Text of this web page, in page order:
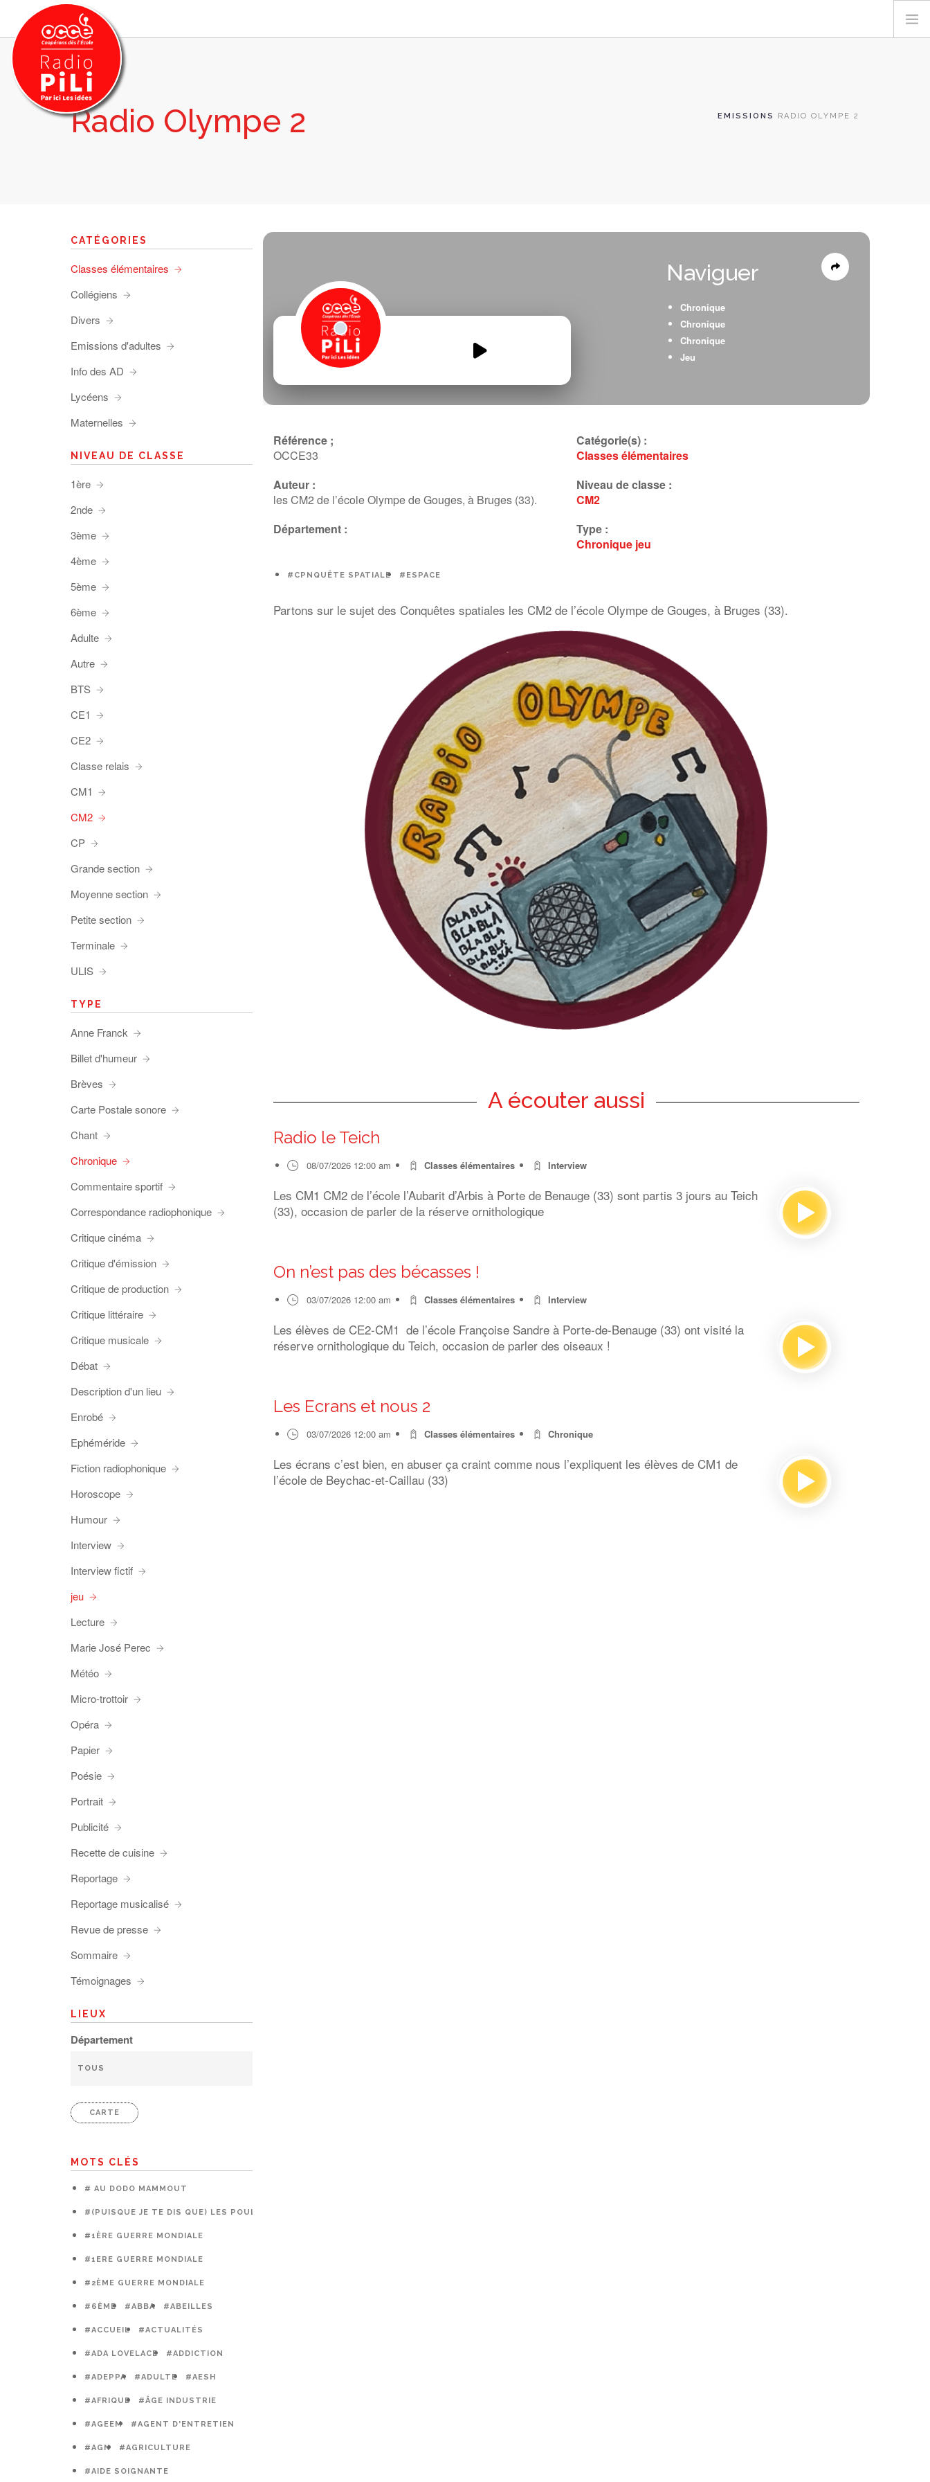
PRÉSENTATION
GRILLE DES PROGRAMMES
RECHERCHER
Radio Olympe 2 EMISSIONS RADIO OLYMPE 2
Les-conquetes-spatiales.mp3
Naviguer
Chronique
Chronique
Chronique
Jeu
Référence ;
OCCE33
Auteur :
les CM2 de l’école Olympe de Gouges, à Bruges (33).
Département :
Catégorie(s) :
Classes élémentaires
Niveau de classe :
CM2
Type :
Chronique jeu
#CPNQUÊTE SPATIALE #ESPACE
Partons sur le sujet des Conquêtes spatiales les CM2 de l’école Olympe de Gouges, à Bruges (33).
A écouter aussi
Radio le Teich
08/07/2026 12:00 am Classes élémentaires Interview
Les CM1 CM2 de l’école l’Aubarit d’Arbis à Porte de Benauge (33) sont partis 3 jours au Teich
(33), occasion de parler de la réserve ornithologique
On n’est pas des bécasses !
03/07/2026 12:00 am Classes élémentaires Interview
Les élèves de CE2-CM1 de l’école Françoise Sandre à Porte-de-Benauge (33) ont visité la
réserve ornithologique du Teich, occasion de parler des oiseaux !
Les Ecrans et nous 2
03/07/2026 12:00 am Classes élémentaires Chronique
Les écrans c’est bien, en abuser ça craint comme nous l’expliquent les élèves de CM1 de
l’école de Beychac-et-Caillau (33)
CATÉGORIES
Classes élémentaires
Collégiens
Divers
Emissions d'adultes
Info des AD
Lycéens
Maternelles
NIVEAU DE CLASSE
1ère
2nde
3ème
4ème
5ème
6ème
Adulte
Autre
BTS
CE1
CE2
Classe relais
CM1
CM2
CP
Grande section
Moyenne section
Petite section
Terminale
ULIS
TYPE
Anne Franck
Billet d'humeur
Brèves
Carte Postale sonore
Chant
Chronique
Commentaire sportif
Correspondance radiophonique
Critique cinéma
Critique d'émission
Critique de production
Critique littéraire
Critique musicale
Débat
Description d'un lieu
Enrobé
Ephéméride
Fiction radiophonique
Horoscope
Humour
Interview
Interview fictif
jeu
Lecture
Marie José Perec
Météo
Micro-trottoir
Opéra
Papier
Poésie
Portrait
Publicité
Recette de cuisine
Reportage
Reportage musicalisé
Revue de presse
Sommaire
Témoignages
LIEUX
Département
CARTE
MOTS CLÉS
# AU DODO MAMMOUT
#(PUISQUE JE TE DIS QUE) LES POULES PRÉFÈRENT LES CAGES
#1ÈRE GUERRE MONDIALE
#1ERE GUERRE MONDIALE
#2ÈME GUERRE MONDIALE
#6ÈME #ABBA #ABEILLES
#ACCUEIL #ACTUALITÉS
#ADA LOVELACE #ADDICTION
#ADEPPA #ADULTE #AESH
#AFRIQUE #ÂGE INDUSTRIE
#AGEEM #AGENT D'ENTRETIEN
#AGN #AGRICULTURE
#AIDE SOIGNANTE